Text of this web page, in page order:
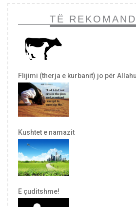
TË
Flijimi (therja e kurbanit) jo për
Kushtet e namazit
E çuditshme!